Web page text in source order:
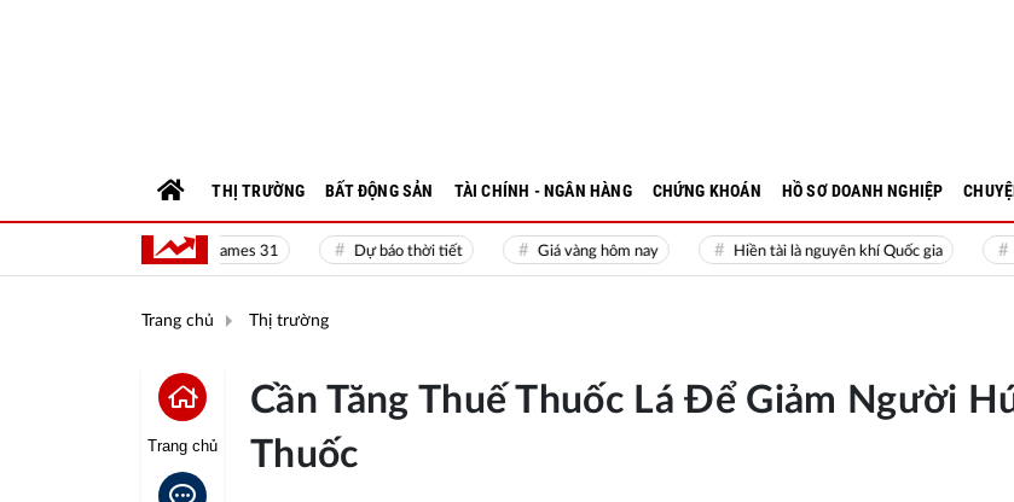
Sea Games 31 Dự báo thời tiết Giá vàng hôm nay Hiền tài là nguyên khí Quốc gia
THỊ TRƯỜNG BẤT ĐỘNG SẢN TÀI CHÍNH - NGÂN HÀNG CHỨNG KHOÁN HỒ SƠ DOANH NGHIỆP
Trang chủ Thị trường
Trang chủ
Cần Tăng Thuế Thuốc Lá Để Giảm Người
Thuốc